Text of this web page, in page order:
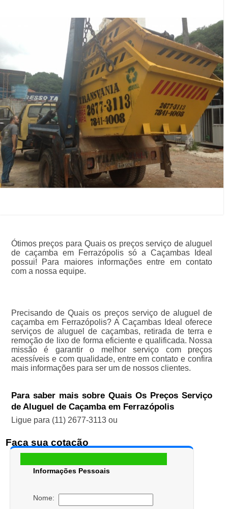
Ótimos preços para Quais os preços serviço de aluguel
de caçamba em Ferrazópolis só a Caçambas Ideal
possui! Para maiores informações entre em contato
com a nossa equipe.
Precisando de Quais os preços serviço de aluguel de
caçamba em Ferrazópolis? A Caçambas Ideal oferece
serviços de aluguel de caçambas, retirada de terra e
remoção de lixo de forma eficiente e qualificada. Nossa
missão é garantir o melhor serviço com preços
acessíveis e com qualidade, entre em contato e confira
mais informações para ser um de nossos clientes.
Para saber mais sobre Quais Os Preços Serviço
de Aluguel de Caçamba em Ferrazópolis
Ligue para (11) 2677-3113ou
Faça sua cotação
Informações Pessoais
Nome: